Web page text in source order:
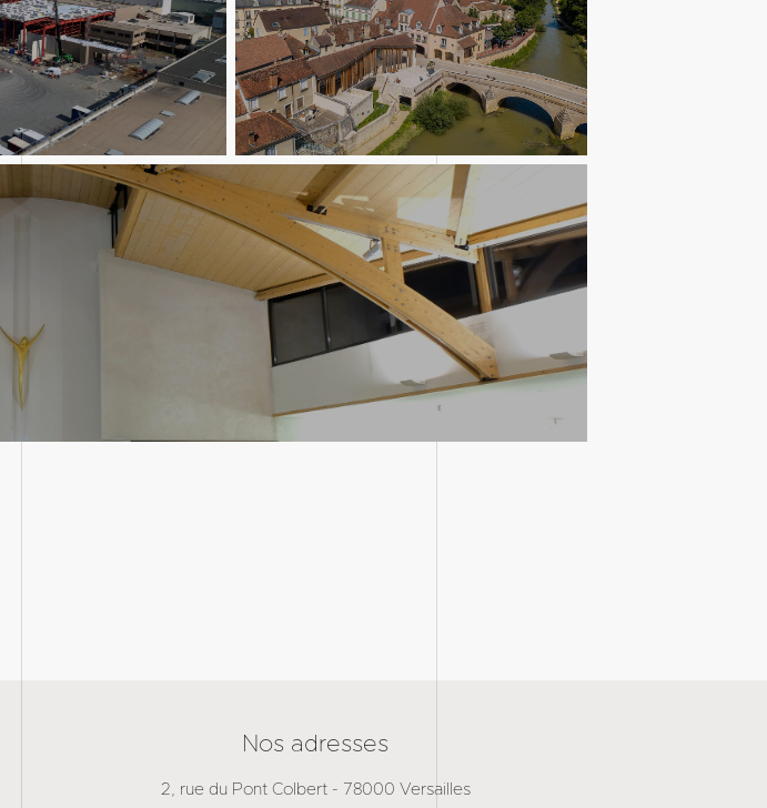
Patrimoine
Nos adresses
2, rue du Pont Colbert - 78000 Versailles